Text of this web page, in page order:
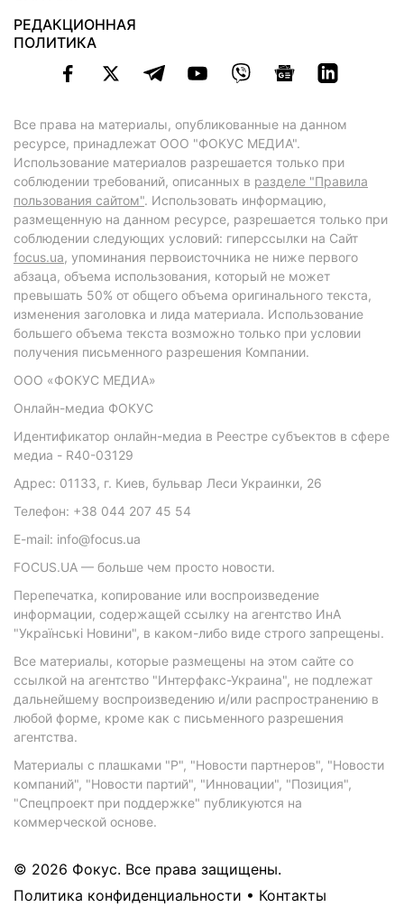
РЕДАКЦИОННАЯ
ПОЛИТИКА
Все права на материалы, опубликованные на данном
ресурсе, принадлежат ООО "ФОКУС МЕДИА".
Использование материалов разрешается только при
соблюдении требований, описанных в разделе "Правила
пользования сайтом". Использовать информацию,
размещенную на данном ресурсе, разрешается только при
соблюдении следующих условий: гиперссылки на Сайт
focus.ua, упоминания первоисточника не ниже первого
абзаца, объема использования, который не может
превышать 50% от общего объема оригинального текста,
изменения заголовка и лида материала. Использование
большего объема текста возможно только при условии
получения письменного разрешения Компании.
ООО «ФОКУС МЕДИА»
Онлайн-медиа ФОКУС
Идентификатор онлайн-медиа в Реестре субъектов в сфере
медиа - R40-03129
Адрес: 01133, г. Киев, бульвар Леси Украинки, 26
Телефон: +38 044 207 45 54
E-mail: info@focus.ua
FOCUS.UA — больше чем просто новости.
Перепечатка, копирование или воспроизведение
информации, содержащей ссылку на агентство ИнА
"Українські Новини", в каком-либо виде строго запрещены.
Все материалы, которые размещены на этом сайте со
ссылкой на агентство "Интерфакс-Украина", не подлежат
дальнейшему воспроизведению и/или распространению в
любой форме, кроме как с письменного разрешения
агентства.
Материалы с плашками "Р", "Новости партнеров", "Новости
компаний", "Новости партий", "Инновации", "Позиция",
"Спецпроект при поддержке" публикуются на
коммерческой основе.
© 2026 Фокус. Все права защищены.
Политика конфиденциальности • Контакты